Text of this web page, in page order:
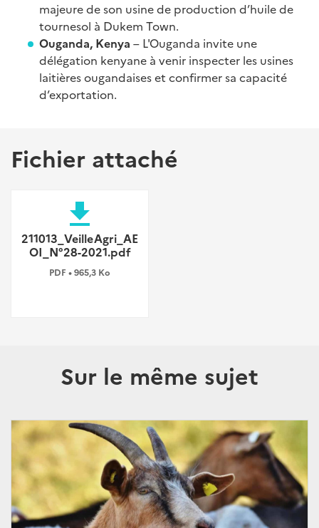
majeure de son usine de production d’huile de
tournesol à Dukem Town.
Ouganda, Kenya – L'Ouganda invite une
délégation kenyane à venir inspecter les usines
laitières ougandaises et confirmer sa capacité
d’exportation.
Fichier attaché
file_download
211013_VeilleAgri_AE
OI_N°28-2021.pdf
PDF • 965,3 Ko
Sur le même sujet